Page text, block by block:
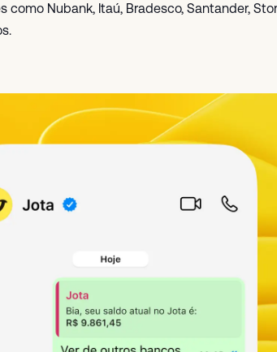
como Nubank, Itaú, Bradesco, Santander,